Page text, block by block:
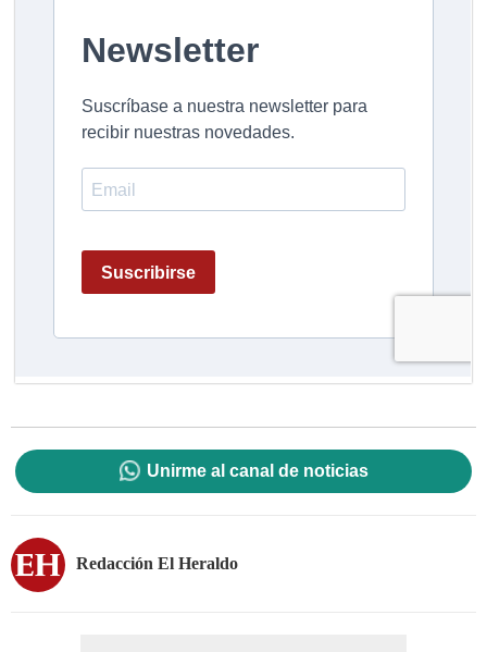
Unirme al canal de noticias
Redacción El Heraldo